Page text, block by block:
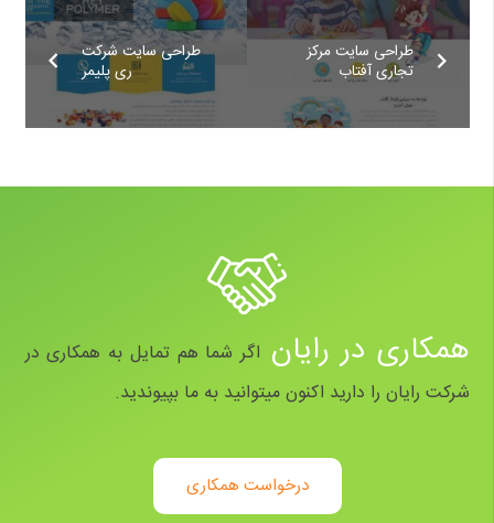
طراحی سایت شرکت
ری پلیمر
طراحی سایت مرکز
تجاری آفتاب
همکاری در رایان اگر شما هم تمایل به همکاری در
شرکت رایان را دارید اکنون میتوانید به ما بپیوندید.
درخواست همکاری